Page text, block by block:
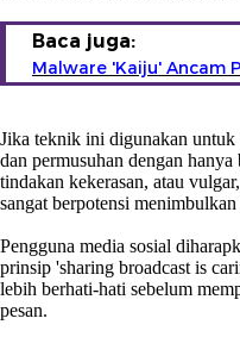
Baca juga:
Malware 'Kaiju' Ancam
Jika teknik ini digunakan untuk
dan permusuhan dengan
tindakan kekerasan, atau
sangat berpotensi
Pengguna media sosial
prinsip 'sharing broadcast is
lebih berhati-hati sebelum
pesan.